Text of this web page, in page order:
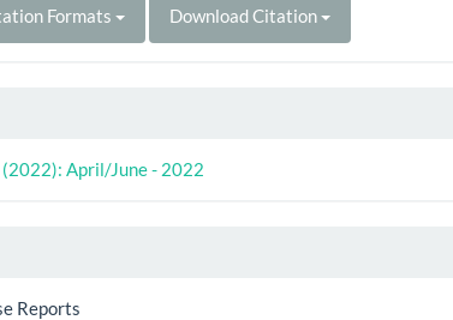
Formats Download Citation
(2022): April/June - 2022
Reports